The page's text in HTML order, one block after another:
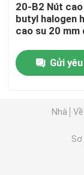
Liên hệ
Yêu cầu báo
Pít tông ống
20-B2 Nút
butyl halogen
cao su 20 mm
Gửi
Nhà